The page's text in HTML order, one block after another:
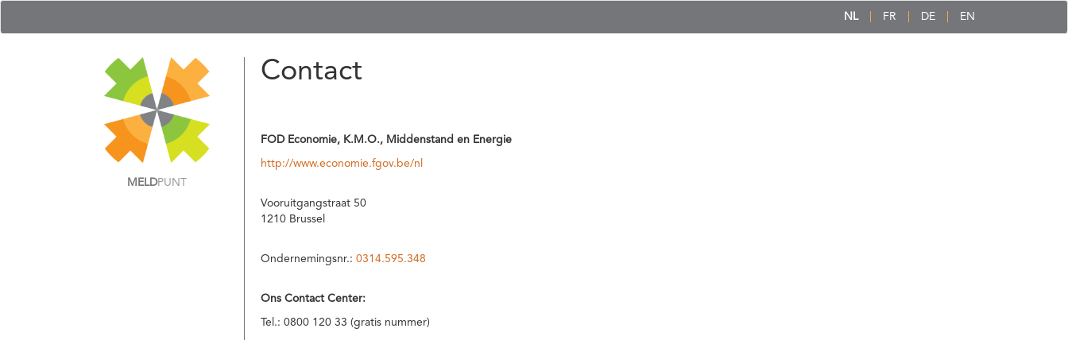
NL FR DE EN
MELDPUNT
Contact
FOD Economie, K.M.O., Middenstand en Energie
http://www.economie.fgov.be/nl
Vooruitgangstraat 50
1210 Brussel
Ondernemingsnr.: 0314.595.348
Ons Contact Center:
Tel.: 0800 120 33 (gratis nummer)